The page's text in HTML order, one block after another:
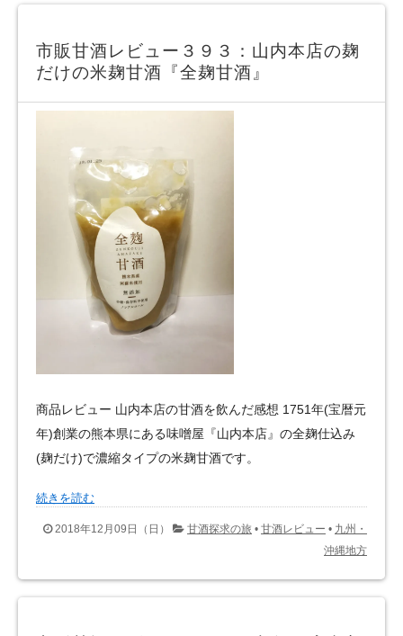
市販甘酒レビュー３９３：山内本店の麹
だけの米麹甘酒『全麹甘酒』
商品レビュー 山内本店の甘酒を飲んだ感想 1751年(宝暦元
年)創業の熊本県にある味噌屋『山内本店』の全麹仕込み
(麹だけ)で濃縮タイプの米麹甘酒です。
続きを読む
2018年12月09日（日） 甘酒探求の旅 • 甘酒レビュー • 九州・
沖縄地方